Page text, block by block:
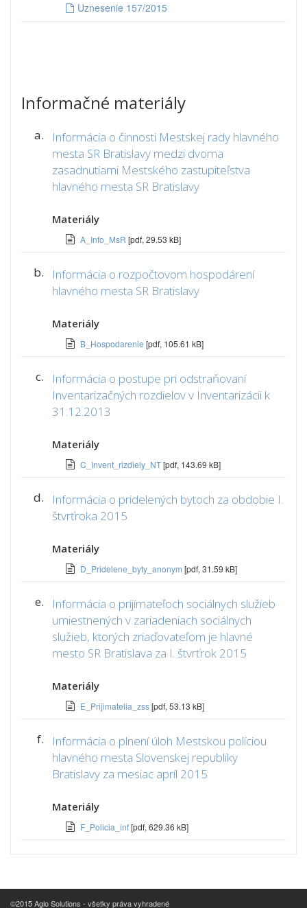
Uznesenie 157/2015
Informačné materiály
a.
Informácia o činnosti Mestskej rady hlavného
mesta SR Bratislavy medzi dvoma
zasadnutiami Mestského zastupiteľstva
hlavného mesta SR Bratislavy
Materiály
A_Info_MsR [pdf, 29.53 kB]
b.
Informácia o rozpočtovom hospodárení
hlavného mesta SR Bratislavy
Materiály
B_Hospodarenie [pdf, 105.61 kB]
c.
Informácia o postupe pri odstraňovaní
Inventarizačných rozdielov v Inventarizácii k
31.12.2013
Materiály
C_Invent_rizdiely_NT[pdf, 143.69 kB]
d.
Informácia o pridelených bytoch za obdobie I.
štvrťroka 2015
Materiály
D_Pridelene_byty_anonym [pdf, 31.59 kB]
e.
Informácia o prijímateľoch sociálnych služieb
umiestnených v zariadeniach sociálnych
služieb, ktorých zriaďovateľom je hlavné
mesto SR Bratislava za I. štvrťrok 2015
Materiály
E_Prijimatelia_zss[pdf, 53.13 kB]
f.
Informácia o plnení úloh Mestskou políciou
hlavného mesta Slovenskej republiky
Bratislavy za mesiac apríl 2015
Materiály
F_Policia_inf[pdf, 629.36 kB]
©2015 Aglo Solutions - všetky práva vyhradené